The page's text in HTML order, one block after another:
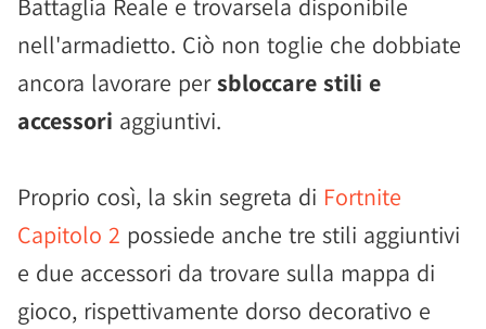
Battaglia Reale e trovarsela disponibile
nell'armadietto. Ciò non toglie che dobbiate
ancora lavorare persbloccare stili e
accessori aggiuntivi.
Proprio così, la skin segreta di Fortnite
Capitolo 2 possiede anche tre stili aggiuntivi
e due accessori da trovare sulla mappa di
gioco, rispettivamente dorso decorativo e